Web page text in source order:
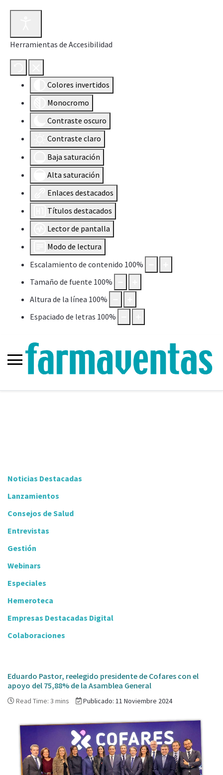
Herramientas de Accesibilidad
Colores invertidos
Monocromo
Contraste oscuro
Contraste claro
Baja saturación
Alta saturación
Enlaces destacados
Títulos destacados
Lector de pantalla
Modo de lectura
Escalamiento de contenido 100%
Tamaño de fuente 100%
Altura de la línea 100%
Espaciado de letras 100%
Noticias Destacadas
Lanzamientos
Consejos de Salud
Entrevistas
Gestión
Webinars
Especiales
Hemeroteca
Empresas Destacadas Digital
Colaboraciones
Eduardo Pastor, reelegido presidente de Cofares con el
apoyo del 75,88% de la Asamblea General
Read Time: 3 mins Publicado: 11 Noviembre 2024